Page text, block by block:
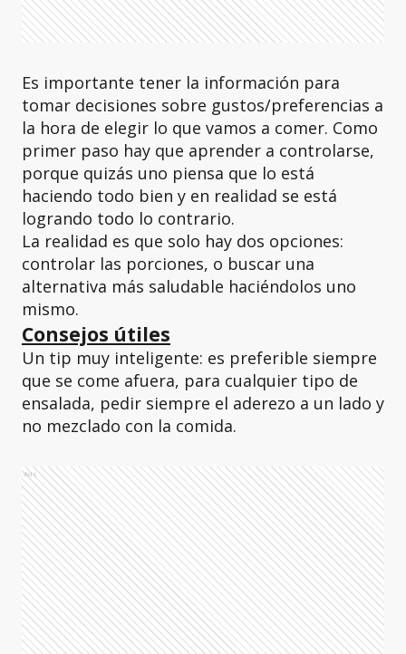
Es importante tener la información para
tomar decisiones sobre gustos/preferencias a
la hora de elegir lo que vamos a comer. Como
primer paso hay que aprender a controlarse,
porque quizás uno piensa que lo está
haciendo todo bien y en realidad se está
logrando todo lo contrario.
La realidad es que solo hay dos opciones:
controlar las porciones, o buscar una
alternativa más saludable haciéndolos uno
mismo.
Consejos útiles
Un tip muy inteligente: es preferible siempre
que se come afuera, para cualquier tipo de
ensalada, pedir siempre el aderezo a un lado y
no mezclado con la comida.
Ads